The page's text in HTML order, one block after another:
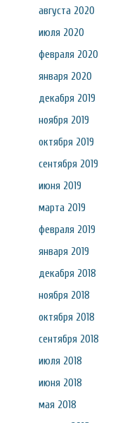
августа 2020
июля 2020
февраля 2020
января 2020
декабря 2019
ноября 2019
октября 2019
сентября 2019
июня 2019
марта 2019
февраля 2019
января 2019
декабря 2018
ноября 2018
октября 2018
сентября 2018
июля 2018
июня 2018
мая 2018